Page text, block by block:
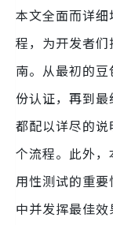
本文全面而详
程，为开发者
南。从最初的
份认证，再到
都配以详尽的
个流程。此外
用性测试的重
中并发挥最佳